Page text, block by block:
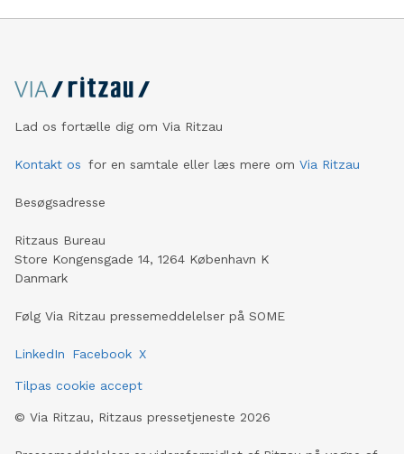
Lad os fortælle dig om Via Ritzau
Kontakt os for en samtale eller læs mere om Via Ritzau
Besøgsadresse
Ritzaus Bureau
Store Kongensgade 14, 1264 København K
Danmark
Følg Via Ritzau pressemeddelelser på SOME
LinkedIn Facebook X
Tilpas cookie accept
© Via Ritzau, Ritzaus pressetjeneste 2026